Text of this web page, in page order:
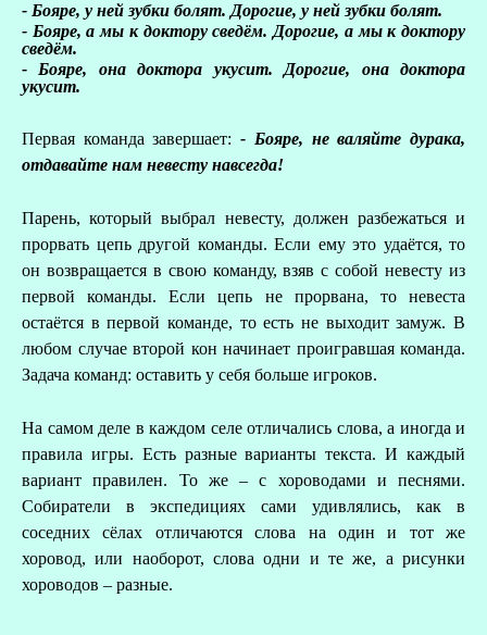
- Бояре, у ней зубки болят. Дорогие, у ней зубки болят.
- Бояре, а мы к доктору сведём. Дорогие, а мы к доктору
сведём.
- Бояре, она доктора укусит. Дорогие, она доктора
укусит.
Первая команда завершает:- Бояре, не валяйте дурака,
отдавайте нам невесту навсегда!
Парень, который выбрал невесту, должен разбежаться и
прорвать цепь другой команды. Если ему это удаётся, то
он возвращается в свою команду, взяв с собой невесту из
первой команды. Если цепь не прорвана, то невеста
остаётся в первой команде, то есть не выходит замуж. В
любом случае второй кон начинает проигравшая команда.
Задача команд: оставить у себя больше игроков.
На самом деле в каждом селе отличались слова, а иногда и
правила игры. Есть разные варианты текста. И каждый
вариант правилен. То же – с хороводами и песнями.
Собиратели в экспедициях сами удивлялись, как в
соседних сёлах отличаются слова на один и тот же
хоровод, или наоборот, слова одни и те же, а рисунки
хороводов – разные.